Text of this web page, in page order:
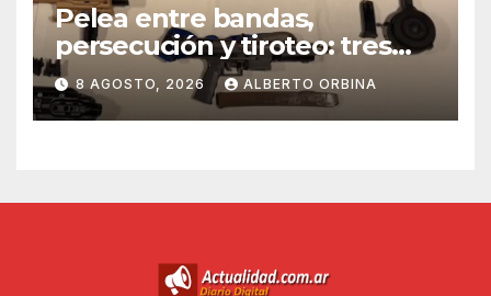
Pelea entre bandas,
persecución y tiroteo: tres
detenidos y un kit para armar
ametralladoras
8 AGOSTO, 2026 ALBERTO ORBINA